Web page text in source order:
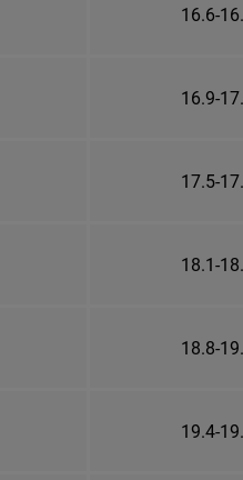
16.6-
16.9-
17.5-
18.1-
18.8-
19.4-